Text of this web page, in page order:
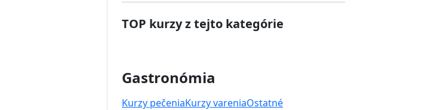
TOP kurzy z tejto kategórie
Gastronómia
Kurzy pečeniaKurzy vareniaOstatné